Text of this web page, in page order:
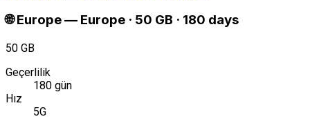
🌐 Europe— Europe · 50 GB · 180 days
50 GB
Geçerlilik
180 gün
Hız
5G